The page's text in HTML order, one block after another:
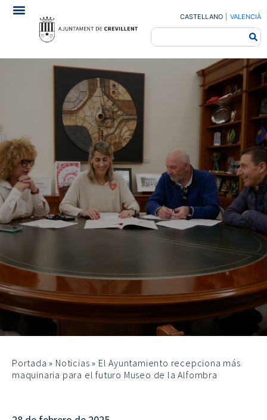
CASTELLANO VALENCIÀ
Portada » Noticias » El Ayuntamiento recepciona más
maquinaria para el futuro Museo de la Alfombra